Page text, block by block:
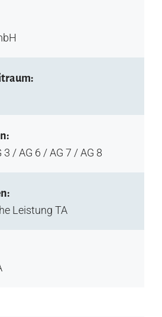
3 / AG 6 / AG 7 / AG 8
Leistung TA